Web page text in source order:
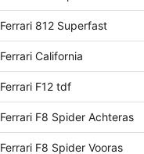
Ferrari 812 Superfast
Ferrari California
Ferrari F12 tdf
Ferrari F8 Spider Achteras
Ferrari F8 Spider Vooras